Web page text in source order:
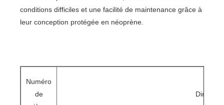
conditions difficiles et une facilité de maintenance grâce à
leur conception protégée en néoprène.
Numéro
de